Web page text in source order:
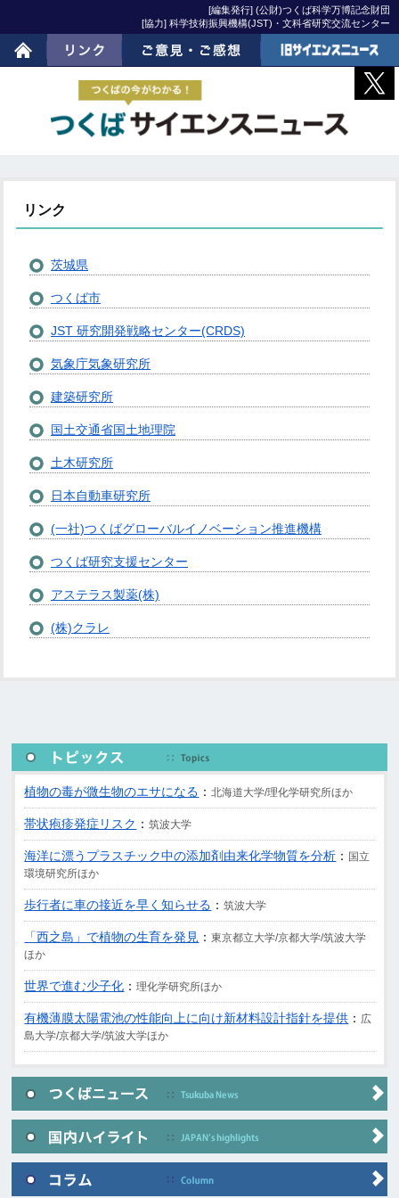
[編集発行] (公財)つくば科学万博記念財団
[協力] 科学技術振興機構(JST)・文科省研究交流センター
ホーム リンク ご意見・ご感想
旧サイエンスニュー
リンク
茨城県
つくば市
JST 研究開発戦略センター(CRDS)
気象庁気象研究所
建築研究所
国土交通省国土地理院
土木研究所
日本自動車研究所
(一社)つくばグローバルイノベーション推進機構
つくば研究支援センター
アステラス製薬(株)
(株)クラレ
植物の毒が微生物のエサになる ：北海道大学/理化学研究所ほか
帯状疱疹発症リスク ：筑波大学
海洋に漂うプラスチック中の添加剤由来化学物質を分析 ： 国立
環境研究所ほか
歩行者に車の接近を早く知らせる ：筑波大学
「西之島」で植物の生育を発見 ：東京都立大学/京都大学/筑波大学
ほか
世界で進む少子化 ：理化学研究所ほか
有機薄膜太陽電池の性能向上に向け新材料設計指針を提供 ： 広
島大学/京都大学/筑波大学ほか